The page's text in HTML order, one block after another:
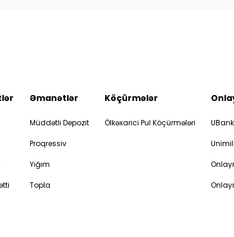
Əmanətlər
Müddətli Depozit
Proqressiv
Yığım
Topla
Köçürmələr
Ölkəxarici Pul Köçürmələri UBank